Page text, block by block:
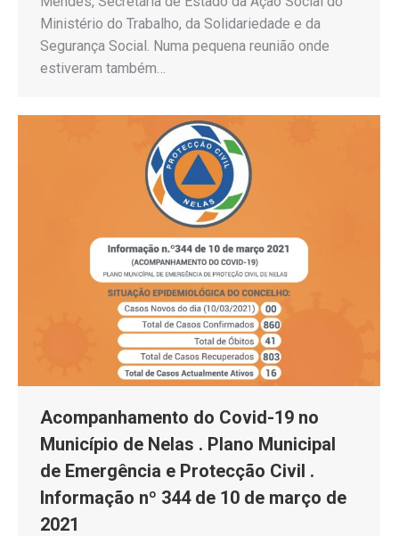
Ministério do Trabalho, da Solidariedade e da
Segurança Social. Numa pequena reunião onde
estiveram também…
Acompanhamento do Covid-19 no
Município de Nelas . Plano Municipal
de Emergência e Protecção Civil .
Informação nº 344 de 10 de março de
2021